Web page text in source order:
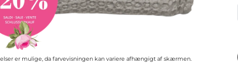
er mulige, da farvevisningen kan variere afhængigt af skærmen.